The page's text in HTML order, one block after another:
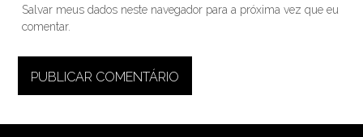
Salvar meus dados neste navegador para a próxima vez que eu
comentar.